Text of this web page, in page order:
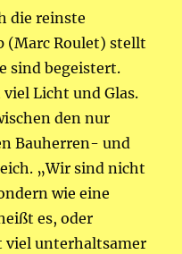
die reinste
(Marc Roulet) stellt
sind begeistert.
Licht und Glas.
den nur
Bauherren- und
„Wir sind nicht
wie eine
es, oder
viel unterhaltsamer